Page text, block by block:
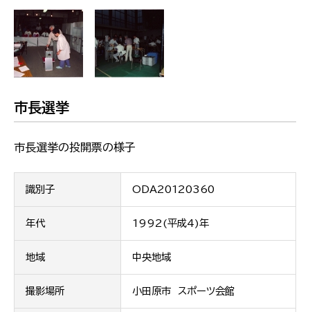
市長選挙
市長選挙の投開票の様子
識別子 ODA20120360
年代 1992(平成4)年
地域 中央地域
撮影場所 小田原市 スポーツ会館